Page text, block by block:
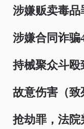
涉嫌贩卖毒
涉嫌合同诈骗
持械聚众斗殴
故意伤害（致
抢劫罪，法院